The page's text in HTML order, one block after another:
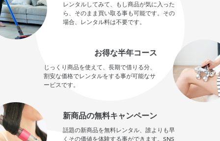
レンタルしてみて、もし商品が気に入った
ら、そのまま買い取る事も可能です。その
場合、レンタル料は不要です。
お得な半年コース
じっくり商品を使えて、長期で借りる分、
割安な価格でレンタルをする事が可能なサ
ービスです。
新商品の無料キャンペーン
話題の新商品を無料レンタル、誰よりも早
くその価値を体験する事ができます。SNS